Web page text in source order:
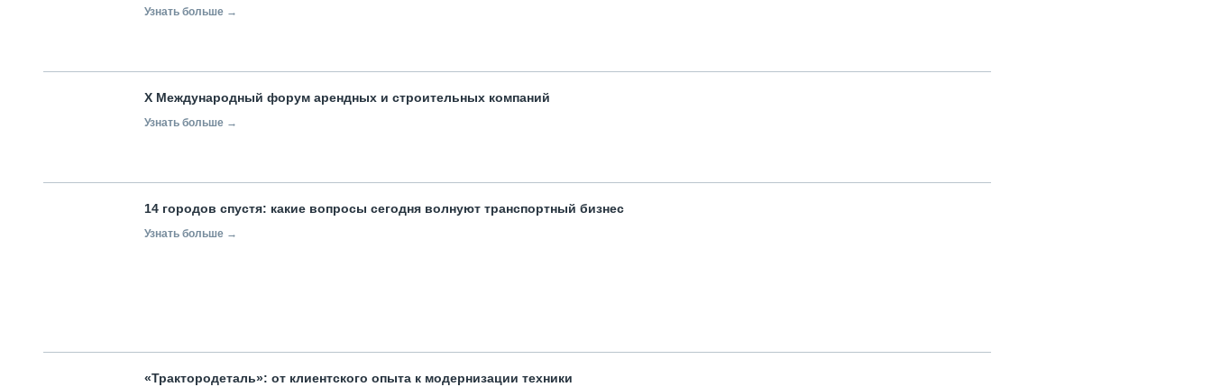
Узнать больше →
X Международный форум арендных и строительных компаний
Узнать больше →
14 городов спустя: какие вопросы сегодня волнуют транспортный бизнес
Узнать больше →
«Трактородеталь»: от клиентского опыта к модернизации техники